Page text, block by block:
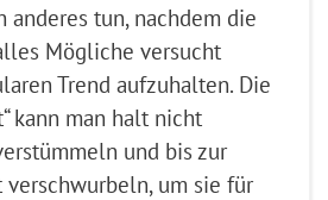
anderes tun, nachdem die
Mögliche versucht
Trend aufzuhalten. Die
kann man halt nicht
und bis zur
um sie für